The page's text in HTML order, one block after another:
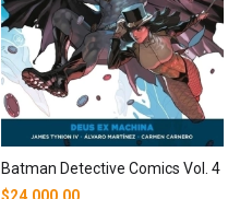
Batman Detective Comics Vol. 4
$24.000,00